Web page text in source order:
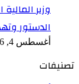
وزير
الدستور
أغسطس 4, 2026
تصنيفات